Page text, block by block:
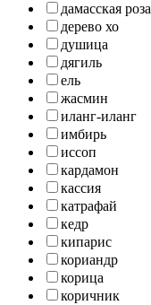
дамасская роза
дерево хо
душица
дягиль
ель
жасмин
иланг-иланг
имбирь
иссоп
кардамон
кассия
катрафай
кедр
кипарис
кориандр
корица
коричник